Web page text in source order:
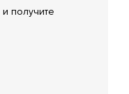
получите